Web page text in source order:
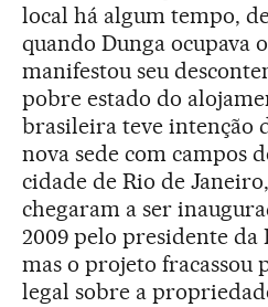
local há algum tempo,
quando Dunga ocupava
manifestou seu
pobre estado do
brasileira teve intenção
nova sede com campos
cidade de Rio de
chegaram a ser
2009 pelo presidente da
mas o projeto fracassou
legal sobre a